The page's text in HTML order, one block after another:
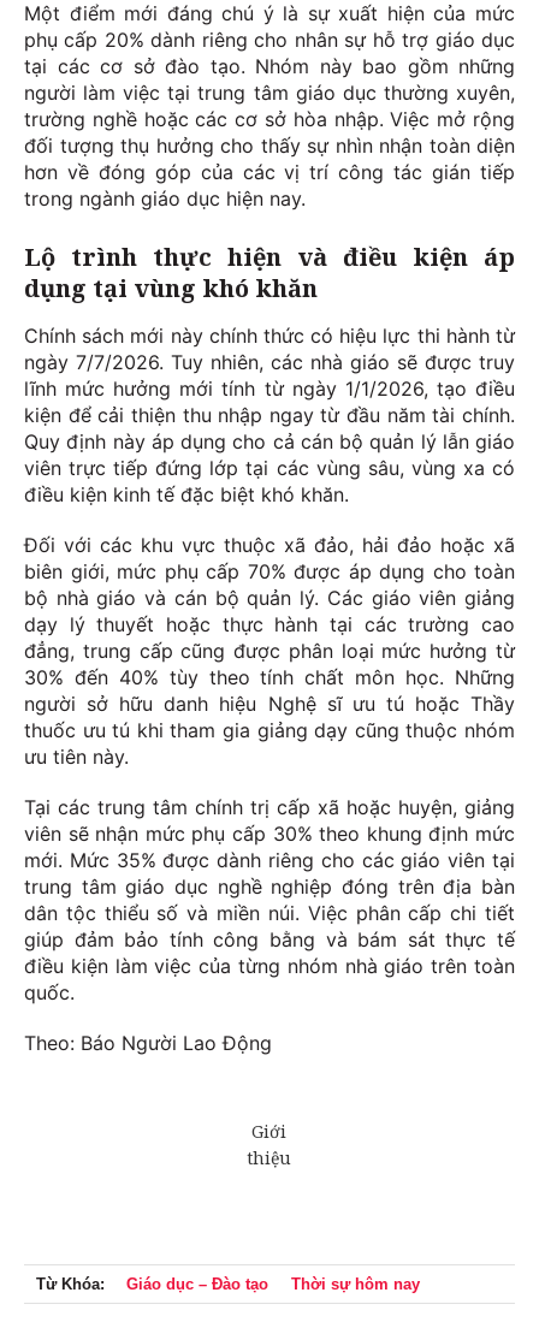
Một điểm mới đáng chú ý là sự xuất hiện của mức
phụ cấp 20% dành riêng cho nhân sự hỗ trợ giáo dục
tại các cơ sở đào tạo. Nhóm này bao gồm những
người làm việc tại trung tâm giáo dục thường xuyên,
trường nghề hoặc các cơ sở hòa nhập. Việc mở rộng
đối tượng thụ hưởng cho thấy sự nhìn nhận toàn diện
hơn về đóng góp của các vị trí công tác gián tiếp
trong ngành giáo dục hiện nay.
Lộ trình thực hiện và điều kiện áp
dụng tại vùng khó khăn
Chính sách mới này chính thức có hiệu lực thi hành từ
ngày 7/7/2026. Tuy nhiên, các nhà giáo sẽ được truy
lĩnh mức hưởng mới tính từ ngày 1/1/2026, tạo điều
kiện để cải thiện thu nhập ngay từ đầu năm tài chính.
Quy định này áp dụng cho cả cán bộ quản lý lẫn giáo
viên trực tiếp đứng lớp tại các vùng sâu, vùng xa có
điều kiện kinh tế đặc biệt khó khăn.
Đối với các khu vực thuộc xã đảo, hải đảo hoặc xã
biên giới, mức phụ cấp 70% được áp dụng cho toàn
bộ nhà giáo và cán bộ quản lý. Các giáo viên giảng
dạy lý thuyết hoặc thực hành tại các trường cao
đẳng, trung cấp cũng được phân loại mức hưởng từ
30% đến 40% tùy theo tính chất môn học. Những
người sở hữu danh hiệu Nghệ sĩ ưu tú hoặc Thầy
thuốc ưu tú khi tham gia giảng dạy cũng thuộc nhóm
ưu tiên này.
Tại các trung tâm chính trị cấp xã hoặc huyện, giảng
viên sẽ nhận mức phụ cấp 30% theo khung định mức
mới. Mức 35% được dành riêng cho các giáo viên tại
trung tâm giáo dục nghề nghiệp đóng trên địa bàn
dân tộc thiểu số và miền núi. Việc phân cấp chi tiết
giúp đảm bảo tính công bằng và bám sát thực tế
điều kiện làm việc của từng nhóm nhà giáo trên toàn
quốc.
Theo: Báo Người Lao Động
Từ Khóa: Giáo dục – Đào tạo Thời sự hôm nay